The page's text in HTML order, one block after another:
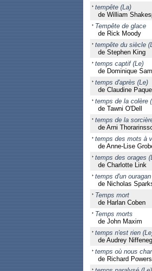
tempête (La)
de William
Tempête de glace
de Rick Moody
tempête du siècle
de Stephen King
temps captif (Le)
de Dominique
temps d'après (Le)
de Claudine
temps de la colère
de Tawni O'Dell
temps de la
de Arni
temps des mots à
de Anne-Lise
temps des orages
de Charlotte Link
temps d'un ouragan
de Nicholas
Temps mort
de Harlan Coben
Temps morts
de John Maxim
temps n'est rien
de Audrey
temps où nous
de Richard Powers